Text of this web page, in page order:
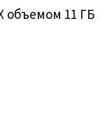
объемом 11 ГБ